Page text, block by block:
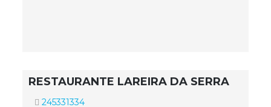
RESTAURANTE LAREIRA DA SERRA
245331334